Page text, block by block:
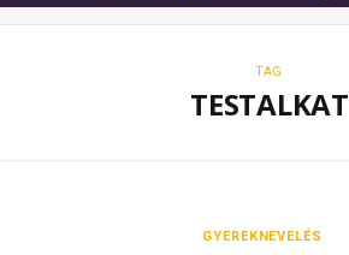
TAG
TESTALKAT
GYEREKNEVELÉS